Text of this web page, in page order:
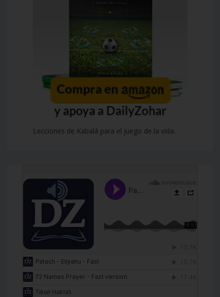
Lecciones de Kabalá para el juego de la vida.